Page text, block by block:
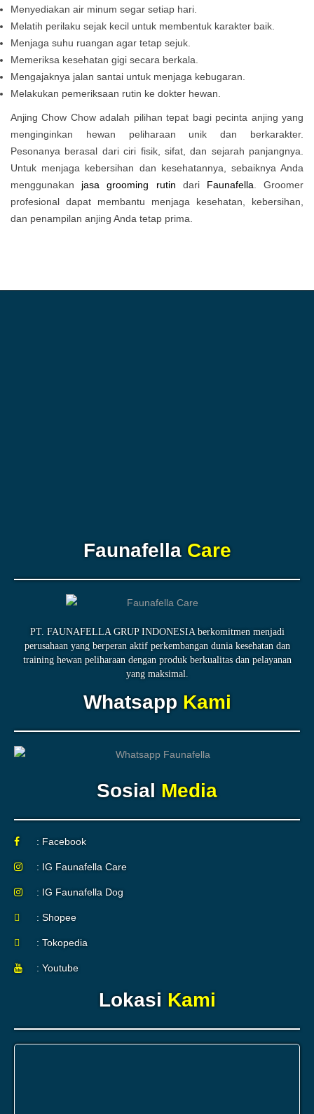
Menyediakan air minum segar setiap hari.
Melatih perilaku sejak kecil untuk membentuk karakter baik.
Menjaga suhu ruangan agar tetap sejuk.
Memeriksa kesehatan gigi secara berkala.
Mengajaknya jalan santai untuk menjaga kebugaran.
Melakukan pemeriksaan rutin ke dokter hewan.
Anjing Chow Chow adalah pilihan tepat bagi pecinta anjing yang
menginginkan hewan peliharaan unik dan berkarakter.
Pesonanya berasal dari ciri fisik, sifat, dan sejarah panjangnya.
Untuk menjaga kebersihan dan kesehatannya, sebaiknya Anda
menggunakan jasa grooming rutin dari Faunafella . Groomer
profesional dapat membantu menjaga kesehatan, kebersihan,
dan penampilan anjing Anda tetap prima.
FaunafellaCare
PT. FAUNAFELLA GRUP INDONESIA berkomitmen menjadi
perusahaan yang berperan aktif perkembangan dunia kesehatan dan
training hewan peliharaan dengan produk berkualitas dan pelayanan
yang maksimal.
WhatsappKami
Sosial Media
: Facebook
: IG Faunafella Care
: IG Faunafella Dog
: Shopee
: Tokopedia
: Youtube
Lokasi Kami